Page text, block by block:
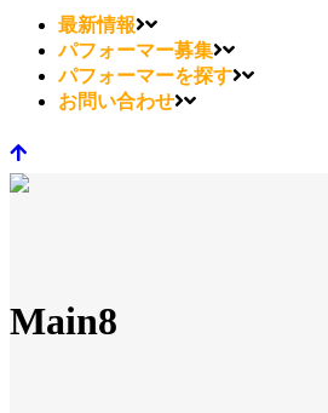
最新情報
パフォーマー募集
パフォーマーを探す
お問い合わせ
Main8